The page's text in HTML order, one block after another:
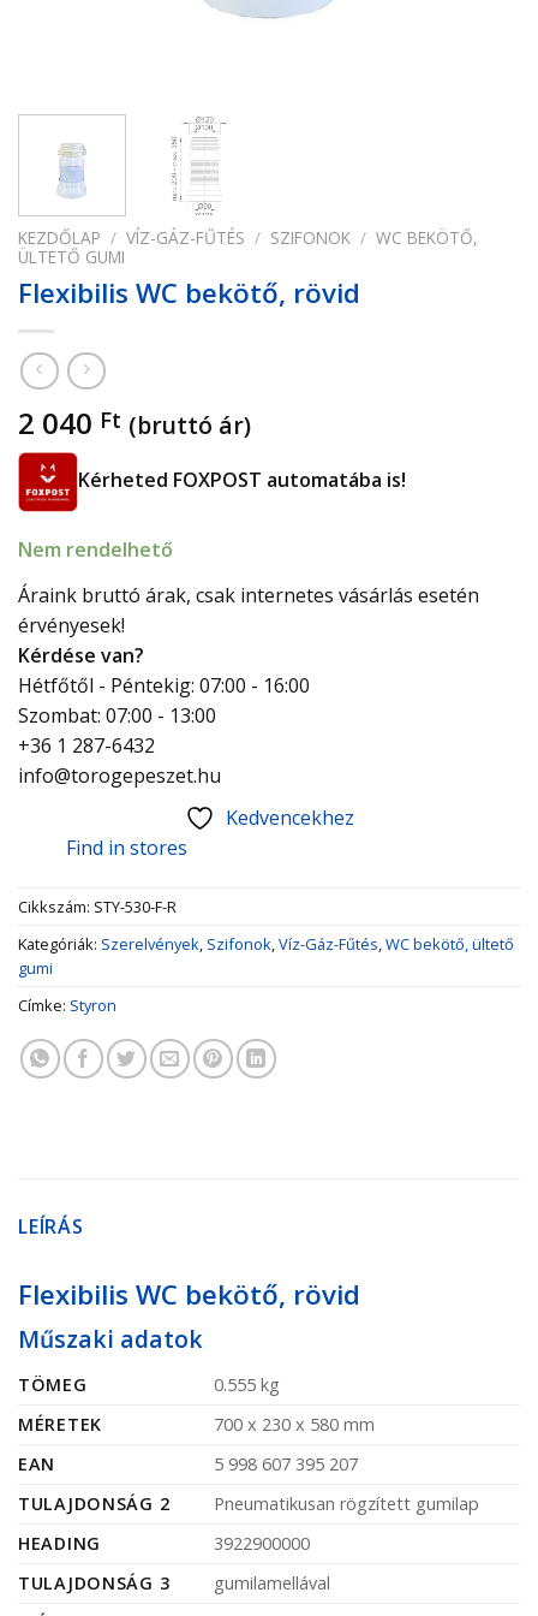
KEZDŐLAP / VÍZ-GÁZ-FŰTÉS / SZIFONOK / WC BEKÖTŐ,
ÜLTETŐ GUMI
Flexibilis WC bekötő, rövid
2 040 Ft (bruttó ár)
Kérheted FOXPOST automatába is!
Nem rendelhető
Áraink bruttó árak, csak internetes vásárlás esetén
érvényesek!
Kérdése van?
Hétfőtől - Péntekig: 07:00 - 16:00
Szombat: 07:00 - 13:00
+36 1 287-6432
info@torogepeszet.hu
Kedvencekhez
Find in stores
Cikkszám: STY-530-F-R
Kategóriák: Szerelvények, Szifonok,Víz-Gáz-Fűtés,WC bekötő, ültető
gumi
Címke: Styron
LEÍRÁS
Flexibilis WC bekötő, rövid
Műszaki adatok
TÖMEG
0.555 kg
MÉRETEK
700 x 230 x 580 mm
EAN
5 998 607 395 207
TULAJDONSÁG 2
Pneumatikusan rögzített gumilap
HEADING
3922900000
TULAJDONSÁG 3
gumilamellával